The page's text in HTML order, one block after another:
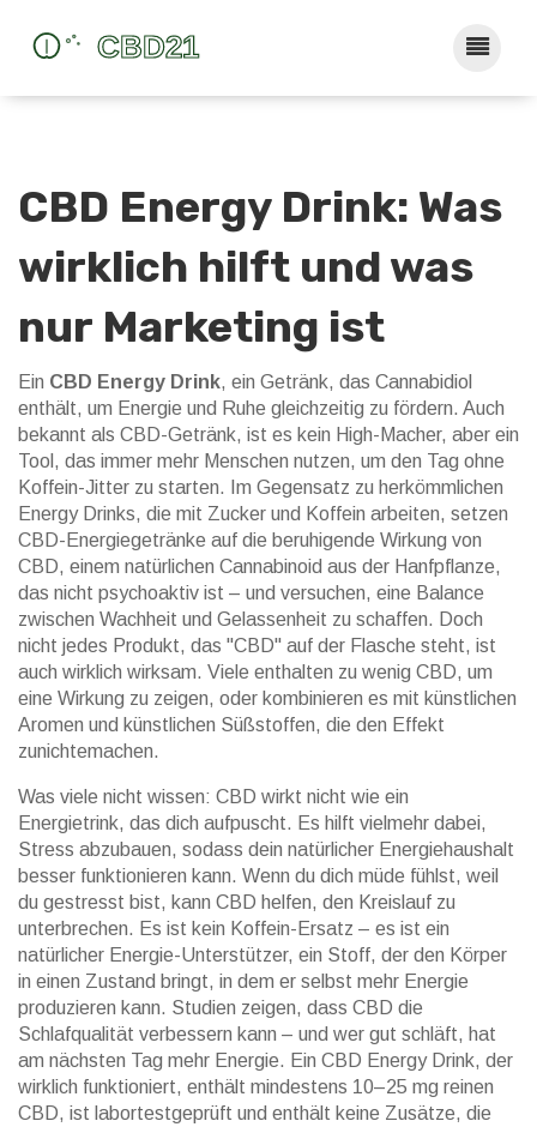
CBD Energy Drink: Was
wirklich hilft und was
nur Marketing ist
Ein CBD Energy Drink, ein Getränk, das Cannabidiol
enthält, um Energie und Ruhe gleichzeitig zu fördern. Auch
bekannt als CBD-Getränk, ist es kein High-Macher, aber ein
Tool, das immer mehr Menschen nutzen, um den Tag ohne
Koffein-Jitter zu starten.
Im Gegensatz zu herkömmlichen
Energy Drinks, die mit Zucker und Koffein arbeiten, setzen
CBD-Energiegetränke auf die beruhigende Wirkung von
CBD, einem natürlichen Cannabinoid aus der Hanfpflanze,
das nicht psychoaktiv ist – und versuchen, eine Balance
zwischen Wachheit und Gelassenheit zu schaffen. Doch
nicht jedes Produkt, das "CBD" auf der Flasche steht, ist
auch wirklich wirksam. Viele enthalten zu wenig CBD, um
eine Wirkung zu zeigen, oder kombinieren es mit künstlichen
Aromen und künstlichen Süßstoffen, die den Effekt
zunichtemachen.
Was viele nicht wissen: CBD wirkt nicht wie ein
Energietrink, das dich aufpuscht. Es hilft vielmehr dabei,
Stress abzubauen, sodass dein natürlicher Energiehaushalt
besser funktionieren kann. Wenn du dich müde fühlst, weil
du gestresst bist, kann CBD helfen, den Kreislauf zu
unterbrechen. Es ist kein Koffein-Ersatz – es ist ein
natürlicher Energie-Unterstützer, ein Stoff, der den Körper
in einen Zustand bringt, in dem er selbst mehr Energie
produzieren kann. Studien zeigen, dass CBD die
Schlafqualität verbessern kann – und wer gut schläft, hat
am nächsten Tag mehr Energie. Ein CBD Energy Drink, der
wirklich funktioniert, enthält mindestens 10–25 mg reinen
CBD, ist labortestgeprüft und enthält keine Zusätze, die